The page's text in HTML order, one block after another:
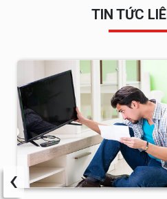
TIN TỨC
‹